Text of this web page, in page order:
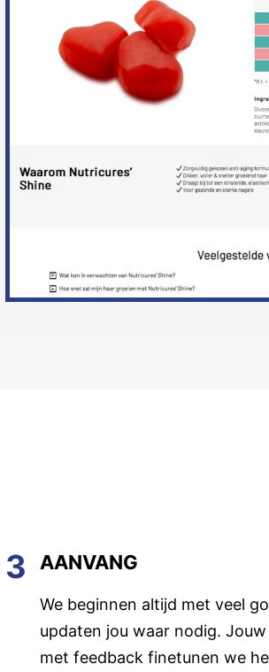
3 AANVANG
We beginnen altijd met veel
updaten jou waar nodig.
met feedback finetunen we